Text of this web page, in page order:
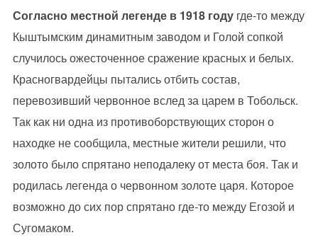
Согласно местной легенде в 1918 годугде-то между
Кыштымским динамитным заводом и Голой сопкой
случилось ожесточенное сражение красных и белых.
Красногвардейцы пытались отбить состав,
перевозивший червонное вслед за царем в Тобольск.
Так как ни одна из противоборствующих сторон о
находке не сообщила, местные жители решили, что
золото было спрятано неподалеку от места боя. Так и
родилась легенда о червонном золоте царя. Которое
возможно до сих пор спрятано где-то между Егозой и
Сугомаком.